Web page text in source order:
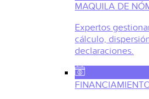
MAQUILA DE
Expertos
cálculo,
declaraciones.